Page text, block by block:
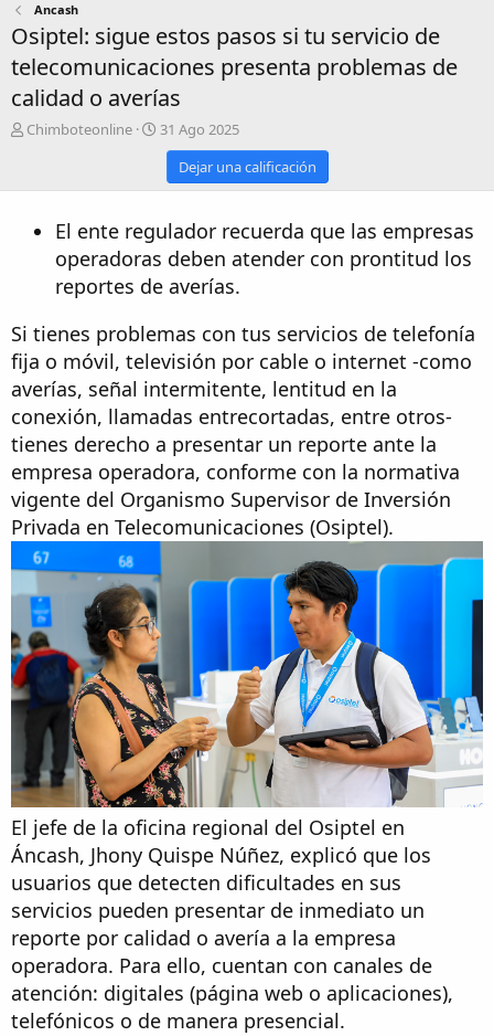
Ancash
Osiptel: sigue estos pasos si tu servicio de
telecomunicaciones presenta problemas de
calidad o averías
A
o
Chimboteonline
P
u
l
s
d
a
e
31 Ago 2025
Dejar una calificación
El ente regulador recuerda que las empresas
operadoras deben atender con prontitud los
reportes de averías.
Si tienes problemas con tus servicios de telefonía
fija o móvil, televisión por cable o internet -como
averías, señal intermitente, lentitud en la
conexión, llamadas entrecortadas, entre otros-
tienes derecho a presentar un reporte ante la
empresa operadora, conforme con la normativa
vigente del Organismo Supervisor de Inversión
Privada en Telecomunicaciones (Osiptel).
El jefe de la oficina regional del Osiptel en
Áncash, Jhony Quispe Núñez, explicó que los
usuarios que detecten dificultades en sus
servicios pueden presentar de inmediato un
reporte por calidad o avería a la empresa
operadora. Para ello, cuentan con canales de
atención: digitales (página web o aplicaciones),
telefónicos o de manera presencial.